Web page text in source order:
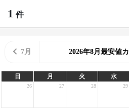
1 件
7月 2026年8月最安値
日 月 火 水
26 27 28 29